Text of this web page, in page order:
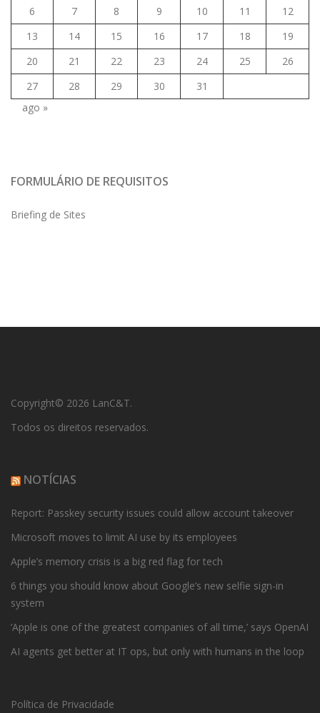
6
7 8 9 10 11
12
13
14 15 16 17 18
19
20
21 22 23 24 25
26
27
28 29 30
31
ago »
FORMULÁRIO DE REQUISITOS
Briefing de Sites
Copyright© 2026 LanC&T.
Todos os direitos reservados.
NOTÍCIAS
Report: Passkey security issues could allow account takeover
Microsoft moves to limit AI use by its employees
Apple’s memory crisis is a big red flag for tech
6 things you should know about Google’s new selfie sign-in
system
‘Apple is one of the greatest companies of all time,’ says OpenAI
AI agents get better at IT ops, but only with humans in the loop
Política de Privacidade